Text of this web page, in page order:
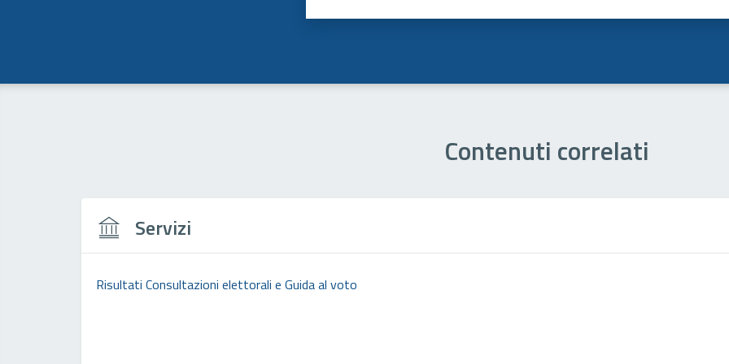
Contenuti correlati
Servizi
Risultati Consultazioni elettorali e Guida al voto